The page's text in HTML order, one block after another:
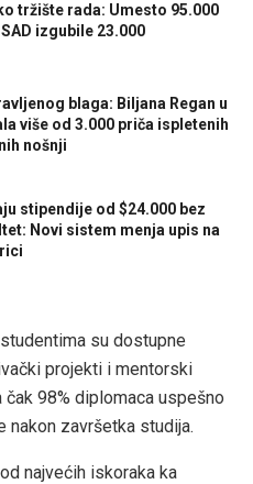
tržište rada: Umesto 95.000
izgubile 23.000
blaga: Biljana Regan u
više od 3.000 priča ispletenih
nošnji
stipendije od $24.000 bez
Novi sistem menja upis na
su dostupne
projekti i mentorski
98% diplomaca uspešno
nakon završetka studija.
najvećih iskoraka ka